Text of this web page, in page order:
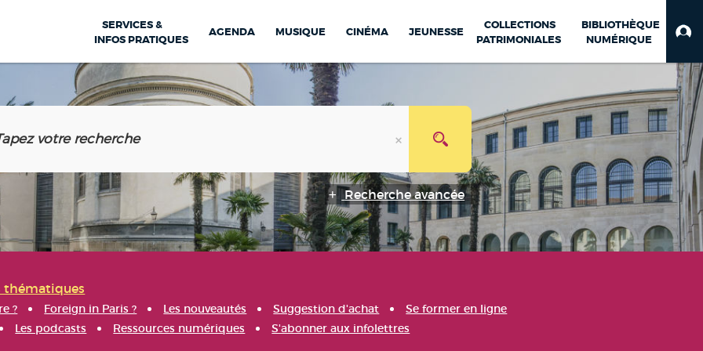
SERVICES &
INFOS PRATIQUES
AGENDA MUSIQUE CINÉMA JEUNESSE
COLLECTIONS
PATRIMONIALES
BIBLIOTHÈQUE
NUMÉRIQUE
Recherche avancée
thématiques
? Foreign in Paris ? Les nouveautés Suggestion d'achat
Se former en ligne
Les podcasts Ressources numériques S'abonner aux infolettres